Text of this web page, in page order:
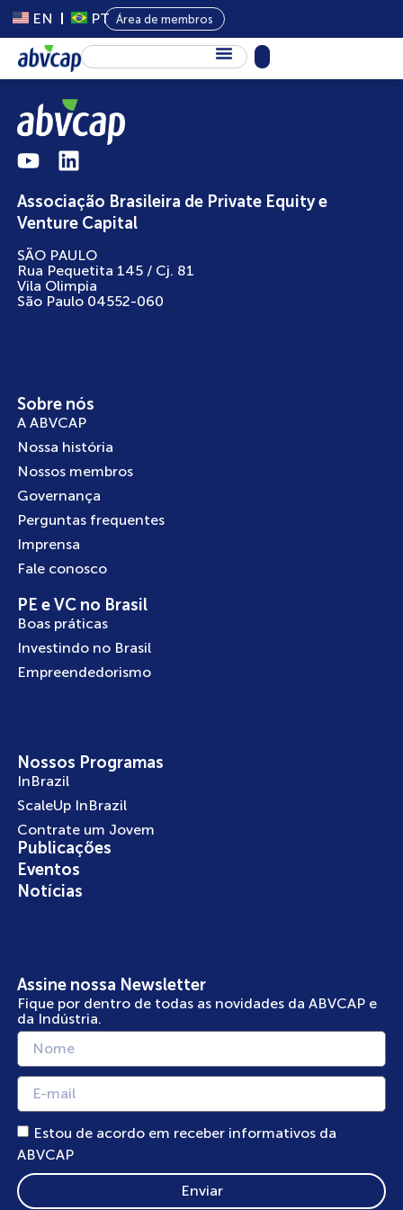
EN PT Área de membros
Sobre Nós
Capital Privado
Programas
Conteúdo
Eventos
Notícias
Associação Brasileira de Private Equity e
Venture Capital
SÃO PAULO
Rua Pequetita 145 / Cj. 81
Vila Olimpia
São Paulo 04552-060
Sobre nós
A ABVCAP
Nossa história
Nossos membros
Governança
Perguntas frequentes
Imprensa
Fale conosco
PE e VC no Brasil
Boas práticas
Investindo no Brasil
Empreendedorismo
Nossos Programas
InBrazil
ScaleUp InBrazil
Contrate um Jovem
Publicações
Eventos
Notícias
Assine nossa Newsletter
Fique por dentro de todas as novidades da ABVCAP e
da Indústria.
Estou de acordo em receber informativos da
ABVCAP
Enviar